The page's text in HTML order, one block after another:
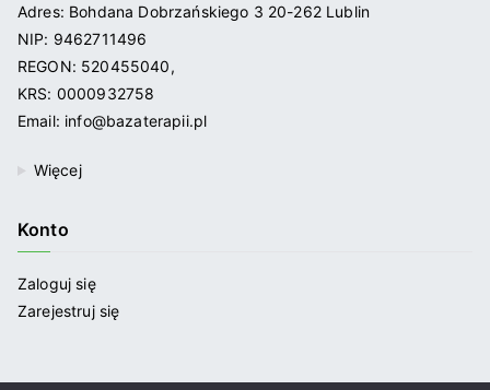
Adres: Bohdana Dobrzańskiego 3 20-262 Lublin
NIP: 9462711496
REGON: 520455040,
KRS: 0000932758
Email: info@bazaterapii.pl
Więcej
Konto
Zaloguj się
Zarejestruj się